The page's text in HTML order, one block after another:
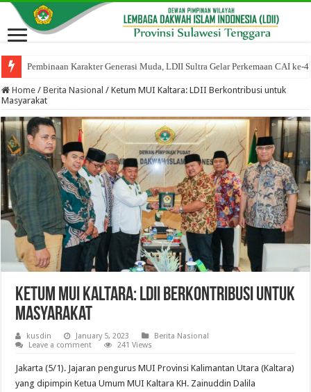
Pembinaan Karakter Generasi Muda, LDII Sultra Gelar Perkemaan CAI ke-
Home / Berita Nasional / Ketum MUI Kaltara: LDII Berkontribusi untuk
Masyarakat
Ketum MUI Kaltara: LDII Berkontribusi untuk
Masyarakat
kusdin January 5, 2023
Berita Nasional
Leave a comment
241 Views
Jakarta (5/1). Jajaran pengurus MUI Provinsi Kalimantan Utara (Kaltara)
yang dipimpin Ketua Umum MUI Kaltara KH. Zainuddin Dalila